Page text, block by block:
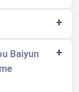
Baiyun